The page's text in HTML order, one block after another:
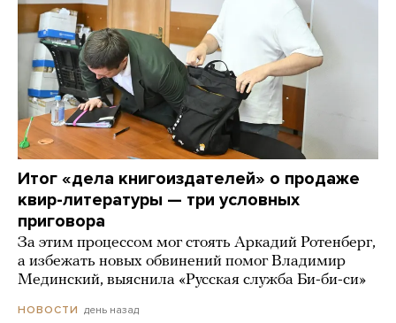
Итог «дела книгоиздателей» о продаже
квир-литературы — три условных
приговора
За этим процессом мог стоять Аркадий Ротенберг,
а избежать новых обвинений помог Владимир
Мединский, выяснила «Русская служба Би-би-си»
НОВОСТИ день назад